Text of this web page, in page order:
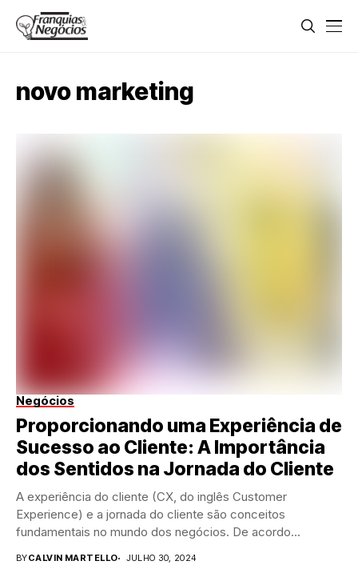
novo marketing
Negócios
Proporcionando uma Experiência de
Sucesso ao Cliente: A Importância
dos Sentidos na Jornada do Cliente
A experiência do cliente (CX, do inglês Customer
Experience) e a jornada do cliente são conceitos
fundamentais no mundo dos negócios. De acordo...
BYCALVIN MARTELLO JULHO 30, 2024